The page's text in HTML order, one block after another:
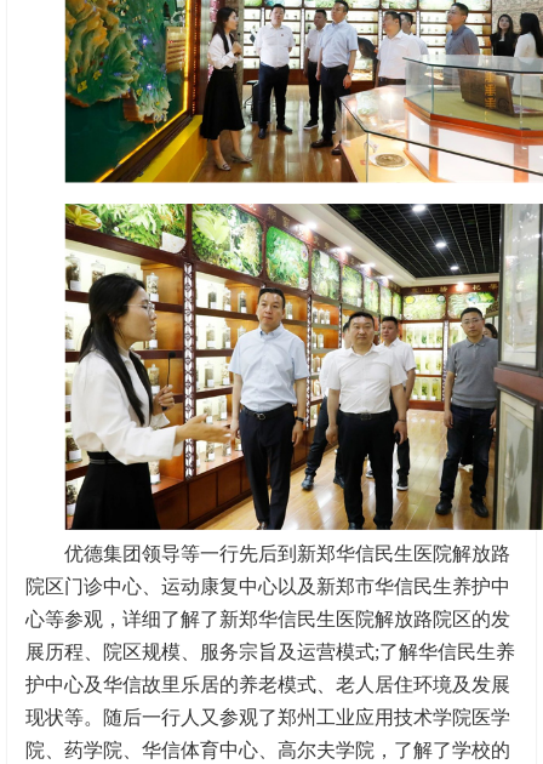
优德集团领导等一行先后到新郑华信民生医院解放路
院区门诊中心、运动康复中心以及新郑市华信民生养护中
心等参观，详细了解了新郑华信民生医院解放路院区的发
展历程、院区规模、服务宗旨及运营模式;了解华信民生养
护中心及华信故里乐居的养老模式、老人居住环境及发展
现状等。随后一行人又参观了郑州工业应用技术学院医学
院、药学院、华信体育中心、高尔夫学院，了解了学校的